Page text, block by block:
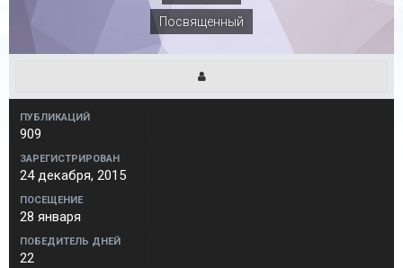
Посвященный
ПУБЛИКАЦИЙ
909
ЗАРЕГИСТРИРОВАН
24 декабря, 2015
ПОСЕЩЕНИЕ
28 января
ПОБЕДИТЕЛЬ ДНЕЙ
22